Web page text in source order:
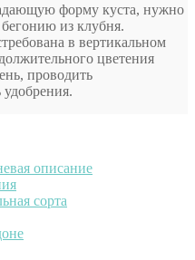
форму куста, нужно
из клубня.
в вертикальном
цветения
проводить
удобрения.
описание
сорта